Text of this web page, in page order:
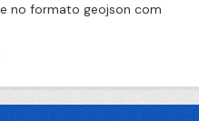
no formato geojson com